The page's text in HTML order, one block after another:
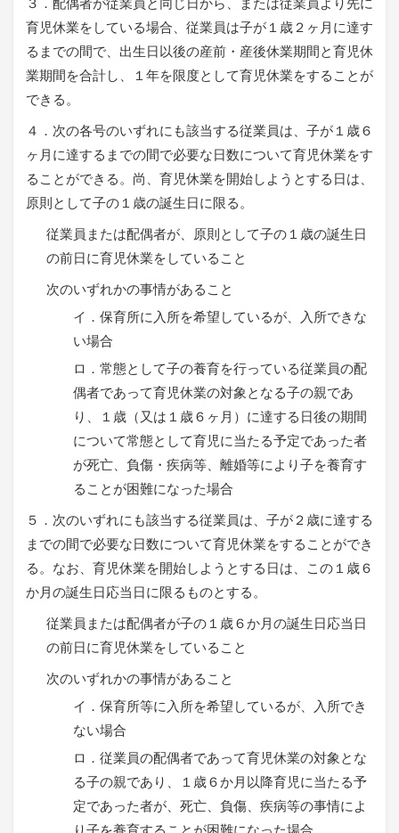
３．配偶者が従業員と同じ日から、または従業員より先に
育児休業をしている場合、従業員は子が１歳２ヶ月に達す
るまでの間で、出生日以後の産前・産後休業期間と育児休
業期間を合計し、１年を限度として育児休業をすることが
できる。
４．次の各号のいずれにも該当する従業員は、子が１歳６
ヶ月に達するまでの間で必要な日数について育児休業をす
ることができる。尚、育児休業を開始しようとする日は、
原則として子の１歳の誕生日に限る。
従業員または配偶者が、原則として子の１歳の誕生日
の前日に育児休業をしていること
次のいずれかの事情があること
イ．保育所に入所を希望しているが、入所できな
い場合
ロ．常態として子の養育を行っている従業員の配
偶者であって育児休業の対象となる子の親であ
り、１歳（又は１歳６ヶ月）に達する日後の期間
について常態として育児に当たる予定であった者
が死亡、負傷・疾病等、離婚等により子を養育す
ることが困難になった場合
５．次のいずれにも該当する従業員は、子が２歳に達する
までの間で必要な日数について育児休業をすることができ
る。なお、育児休業を開始しようとする日は、この１歳６
か月の誕生日応当日に限るものとする。
従業員または配偶者が子の１歳６か月の誕生日応当日
の前日に育児休業をしていること
次のいずれかの事情があること
イ．保育所等に入所を希望しているが、入所でき
ない場合
ロ．従業員の配偶者であって育児休業の対象とな
る子の親であり、１歳６か月以降育児に当たる予
定であった者が、死亡、負傷、疾病等の事情によ